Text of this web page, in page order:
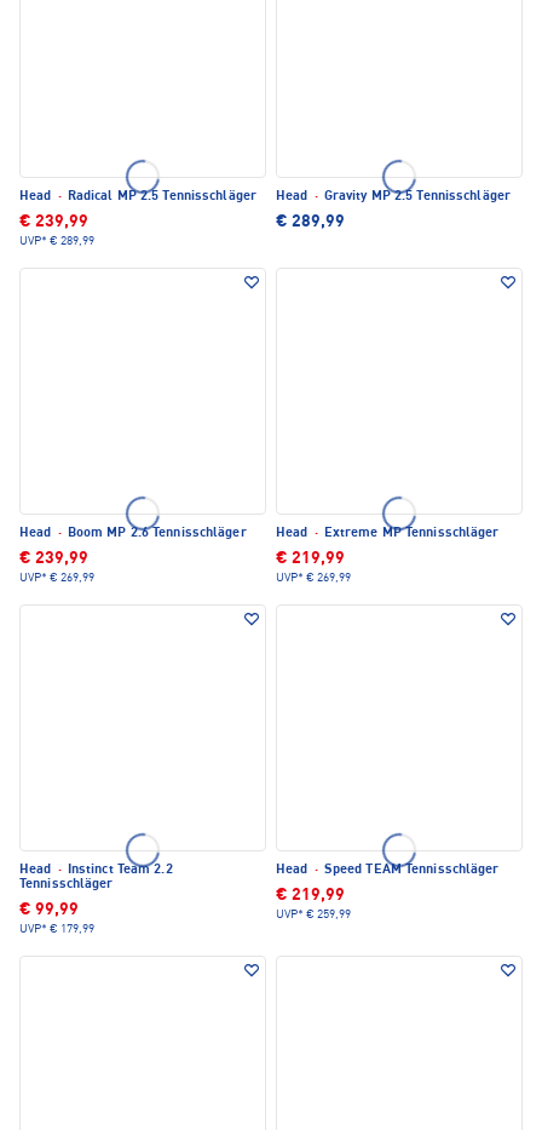
Head · Radical MP 2.5 Tennisschläger
€ 239,99
UVP* € 289,99
Head · Gravity MP 2.5 Tennisschläger
€ 289,99
Head · Boom MP 2.6 Tennisschläger
€ 239,99
UVP* € 269,99
Head · Extreme MP Tennisschläger
€ 219,99
UVP* € 269,99
Head · Instinct Team 2.2
Tennisschläger
€ 99,99
UVP* € 179,99
Head · Speed TEAM Tennisschläger
€ 219,99
UVP* € 259,99